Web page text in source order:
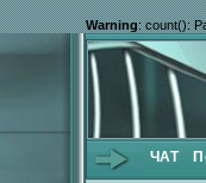
Warning: count():
ЧАТ